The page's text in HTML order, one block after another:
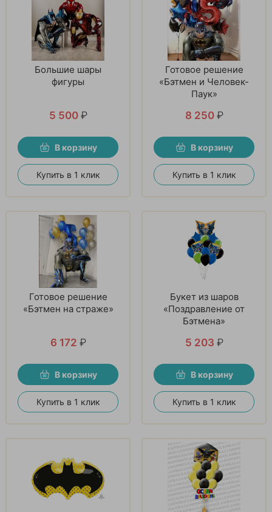
Большие шары
фигуры
5 500 ₽
В корзину
Купить в 1 клик
Готовое решение
«Бэтмен и Человек-
Паук»
8 250 ₽
В корзину
Купить в 1 клик
Готовое решение
«Бэтмен на страже»
6 172 ₽
В корзину
Купить в 1 клик
Букет из шаров
«Поздравление от
Бэтмена»
5 203 ₽
В корзину
Купить в 1 клик